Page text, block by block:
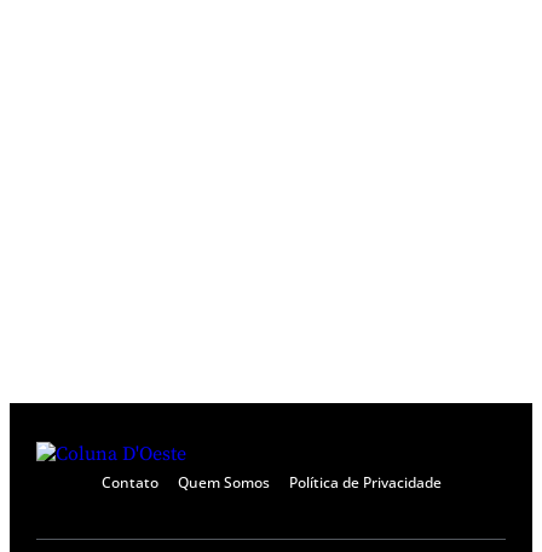
Contato Quem Somos Política de Privacidade